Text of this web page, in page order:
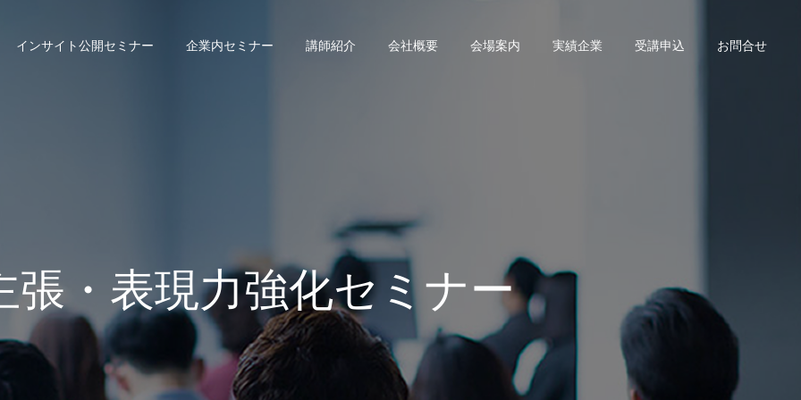
インサイト公開セミナー 企業内セミナー 講師紹介 会社概要 会場案内 実績企業 受講申込 お問合せ
張・表現力強化セミナー